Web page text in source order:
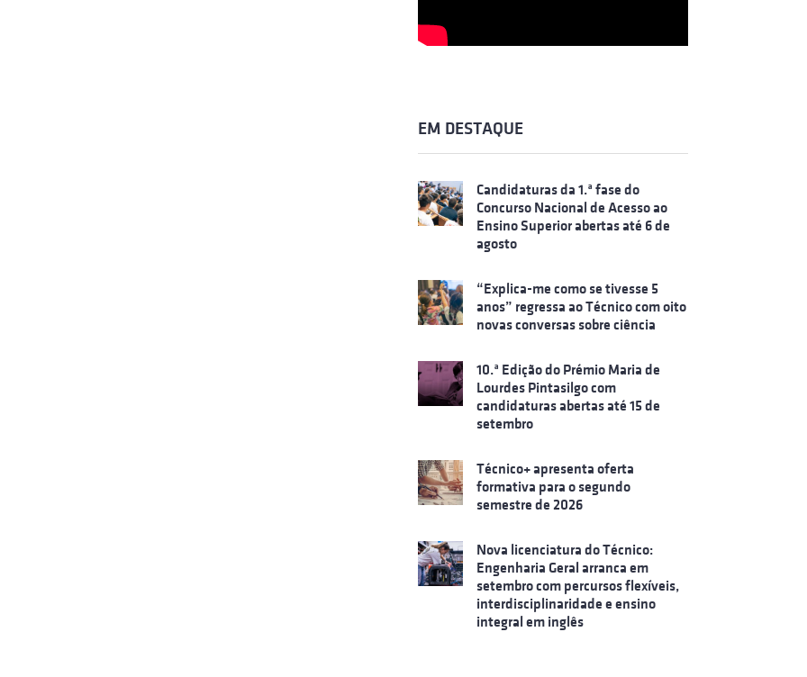
EM DESTAQUE
Candidaturas da 1.ª fase do
Concurso Nacional de Acesso ao
Ensino Superior abertas até 6 de
agosto
“Explica-me como se tivesse 5
anos” regressa ao Técnico com oito
novas conversas sobre ciência
10.ª Edição do Prémio Maria de
Lourdes Pintasilgo com
candidaturas abertas até 15 de
setembro
Técnico+ apresenta oferta
formativa para o segundo
semestre de 2026
Nova licenciatura do Técnico:
Engenharia Geral arranca em
setembro com percursos flexíveis,
interdisciplinaridade e ensino
integral em inglês